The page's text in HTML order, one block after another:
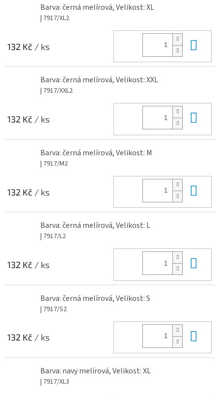
Barva: černá melírová, Velikost: XL
| 7917/XL2
132 Kč / ks
Barva: černá melírová, Velikost: XXL
| 7917/XXL2
132 Kč / ks
Barva: černá melírová, Velikost: M
| 7917/M2
132 Kč / ks
Barva: černá melírová, Velikost: L
| 7917/L2
132 Kč / ks
Barva: černá melírová, Velikost: S
| 7917/S2
132 Kč / ks
Barva: navy melírová, Velikost: XL
| 7917/XL3